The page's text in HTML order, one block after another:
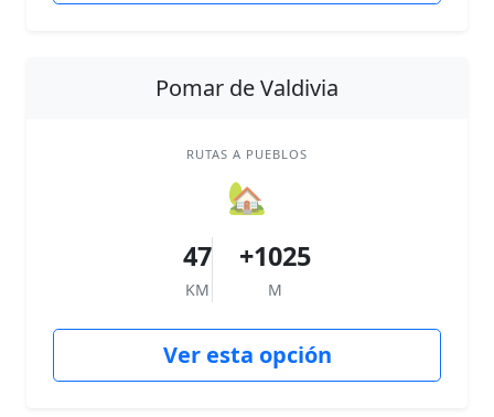
Pomar de Valdivia
RUTAS A PUEBLOS
🏡
47
KM
+1025
M
Ver esta opción